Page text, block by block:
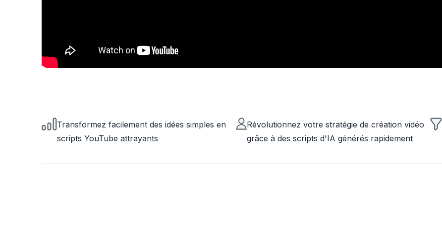
Transformez facilement des idées simples en
scripts YouTube attrayants
Révolutionnez votre stratégie de création vidéo
grâce à des scripts d'IA générés rapidement